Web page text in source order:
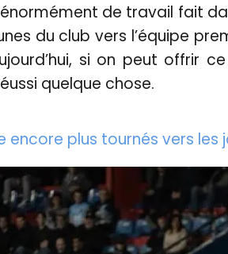
de travail fait
du club vers l’équipe
si on peut offrir
quelque chose.
encore plus tournés vers les